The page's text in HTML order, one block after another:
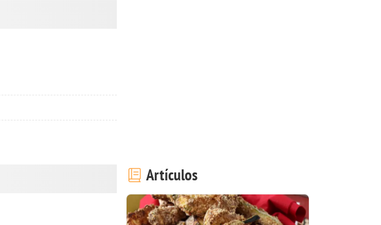
Artículos